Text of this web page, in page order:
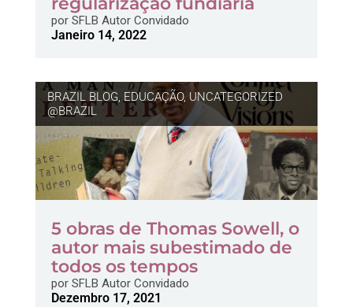
porSFLB Autor Convidado
Janeiro 14, 2022
BRAZIL BLOG, EDUCAÇÃO, UNCATEGORIZED
@BRAZIL
5 obras de Thomas Sowell, o
autor mais subestimado de
todos os tempos
porSFLB Autor Convidado
Dezembro 17, 2021